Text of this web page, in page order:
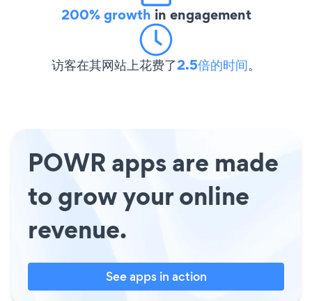
200% growth in engagement
访客在其网站上花费了2.5倍的时间。
POWR apps are made
to grow your online
revenue.
See apps in action